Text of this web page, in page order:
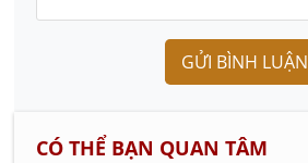
GỬI BÌNH LUẬN
CÓ THỂ BẠN QUAN TÂM